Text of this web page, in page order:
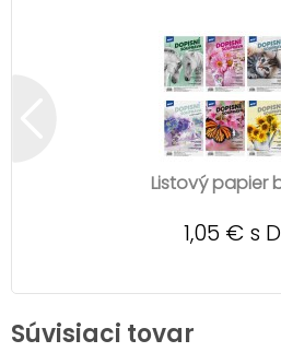
Listový papier
1,05 € s
Súvisiaci tovar